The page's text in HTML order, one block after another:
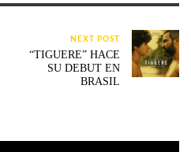
NEXT POST
“TIGUERE” HACE
SU DEBUT EN
BRASIL